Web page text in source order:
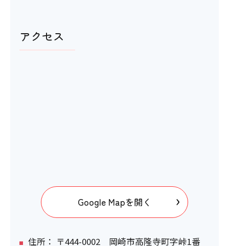
アクセス
Google Mapを開く
住所： 〒444-0002 岡崎市高隆寺町字峠1番